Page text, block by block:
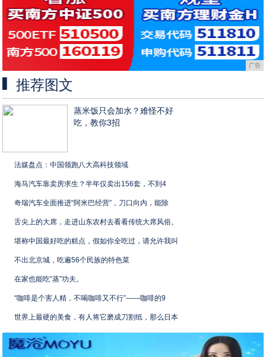
广告
推荐图文
蒸米饭只会加水？难怪不好
吃，教你3招
法媒盘点：中国领跑八大高科技领域
海马汽车靠卖房求生？半年仅卖出156套，不到4
奇瑞汽车全面推进“阿米巴经营”，刀口向内，能除
舌尖上的大席，走进山东农村去看看传统大席风俗。
堪称中国最好吃的糕点，假如你全吃过，请允许我叫
不出北京城，吃遍56个民族的特色菜
在家也能吃“蒸”功夫。
“咖啡是个害人精，不喝咖啡又不行”——咖啡的9
世界上最硬的美食，有人将它磨成刀割纸，那么日本